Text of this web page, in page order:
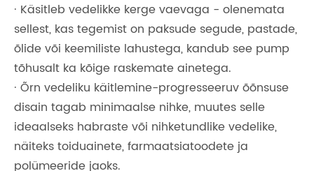
· Käsitleb vedelikke kerge vaevaga - olenemata
sellest, kas tegemist on paksude segude, pastade,
õlide või keemiliste lahustega, kandub see pump
tõhusalt ka kõige raskemate ainetega.
· Õrn vedeliku käitlemine-progresseeruv õõnsuse
disain tagab minimaalse nihke, muutes selle
ideaalseks habraste või nihketundlike vedelike,
näiteks toiduainete, farmaatsiatoodete ja
polümeeride jaoks.